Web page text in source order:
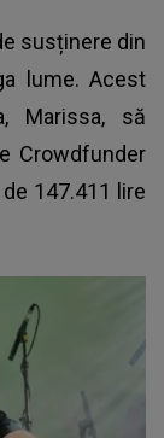
susținere din
lume. Acest
Marissa, să
Crowdfunder
147.411 lire